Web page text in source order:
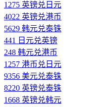
1275 英镑兑日元
4022 英镑兑港币
5629 韩元兑泰铢
441 日元兑英镑
248 韩元兑港币
1257 港币兑日元
9356 美元兑泰铢
8220 英镑兑泰铢
1668 英镑兑韩元